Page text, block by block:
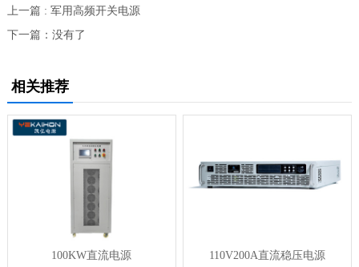
上一篇 : 军用高频开关电源
下一篇：没有了
相关推荐
100KW直流电源 110V200A直流稳压电源